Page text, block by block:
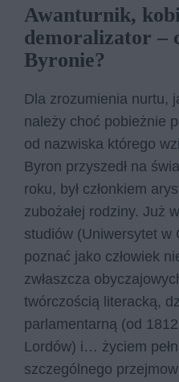
Awanturnik,
demoralizator –
Byronie?
Dla zrozumienia nurtu,
należy choć pobieżnie
od nazwiska którego
Byron przyszedł na
roku, był członkiem
zubożałej rodziny. Już
studiów (Uniwersytet w
poznać jako człowiek
zwłaszcza
twórczością literacką,
parlamentarną (od
Lordów) i… życiem
szczególnego